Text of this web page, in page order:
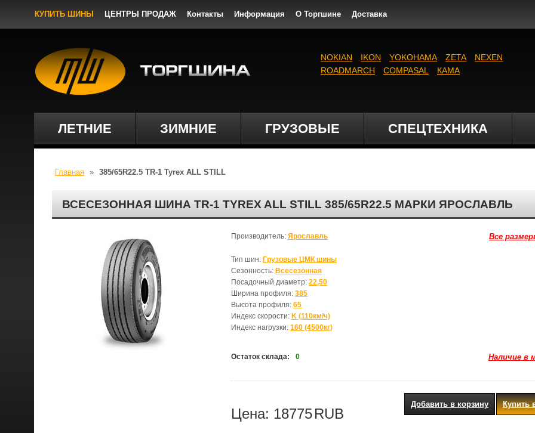
КУПИТЬ ШИНЫ ЦЕНТРЫ ПРОДАЖ Контакты Информация О Торгшине Доставка
ЛЕТНИЕ ЗИМНИЕ ГРУЗОВЫЕ СПЕЦТЕХНИКА
NOKIAN IKON YOKOHAMA ZETA
NEXEN
ROADMARCH
COMPASAL КАМА
Главная » 385/65R22.5 TR-1 Tyrex ALL STILL
ВСЕСЕЗОННАЯ ШИНА TR-1 TYREX ALL STILL 385/65R22.5 МАРКИ ЯРОСЛАВЛЬ
Все
Производитель: Ярославль
Тип шин: Грузовые ЦМК шины
Сезонность: Всесезонная
Посадочный диаметр: 22,50
Ширина профиля: 385
Высота профиля: 65
Индекс скорости: K (110км/ч)
Индекс нагрузки: 160 (4500кг)
Остаток склада: 0 Наличие в
Цена: 18775RUB
Купить
Добавить в корзину